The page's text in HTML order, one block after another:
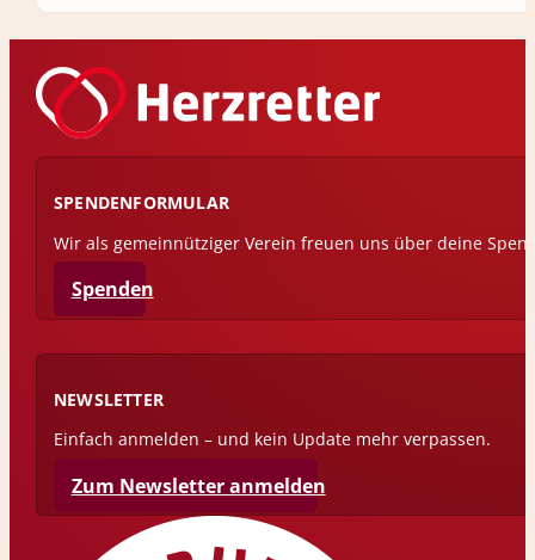
NEWSLETTER
Einfach anmelden – und kein Update mehr verpassen.
Zum Newsletter anmelden
SPENDENFORMULAR
Wir als gemeinnütziger Verein freuen uns über deine
Spenden